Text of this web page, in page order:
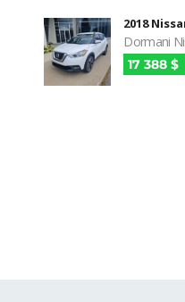
2018
Dormani
17 388 $